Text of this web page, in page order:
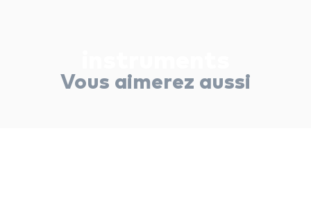
Vous aimerez aussi